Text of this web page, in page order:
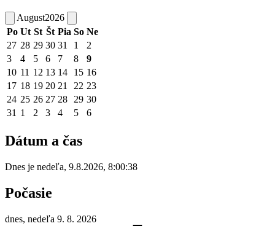
August2026
Po Ut St Št Pia So Ne
27 28 29 30 31 1
2
3
4 5 6 7 8
9
10 11 12 13 14 15 16
17 18 19 20 21 22 23
24 25 26 27 28 29 30
31 1 2 3 4 5 6
Dátum a čas
Dnes je nedeľa, 9.8.2026, 8:00:38
Počasie
dnes, nedeľa 9. 8. 2026